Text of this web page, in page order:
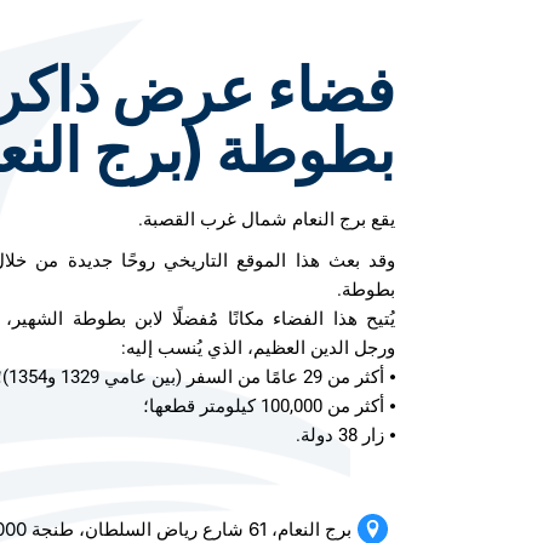
فضاء عرض
بطوطة (برج
يقع برج النعام شمال غرب القصبة.
وقد بعث هذا الموقع التاريخي روحًا جديدة من
بطوطة.
يُتيح هذا الفضاء مكانًا مُفضلًا لابن بطوطة
ورجل الدين العظيم، الذي يُنسب إليه:
⦁ أكثر من 29 عامًا من السفر (بين عامي 1329 و1354)؛
⦁ أكثر من 100,000 كيلومتر قطعها؛
⦁ زار 38 دولة.
برج النعام، 61 شارع رياض السلطان، طنجة 90000